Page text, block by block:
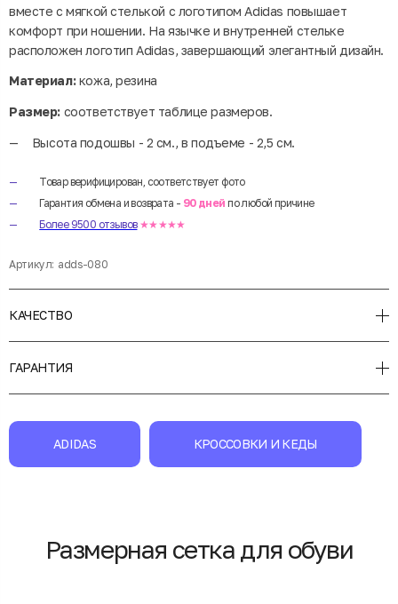
вместе с мягкой стелькой с логотипом Adidas повышает
комфорт при ношении. На язычке и внутренней стельке
расположен логотип Adidas, завершающий элегантный дизайн.
Материал:кожа, резина
Размер: соответствует таблице размеров.
Высота подошвы - 2 см., в подъеме - 2,5 см.
Товар верифицирован, соответствует фото
Гарантия обмена и возврата - 90 дней по любой причине
Более 9500 отзывов ★★★★★
Артикул: adds-080
КАЧЕСТВО
ГАРАНТИЯ
ADIDAS КРОССОВКИ И КЕДЫ
Размерная сетка для обуви